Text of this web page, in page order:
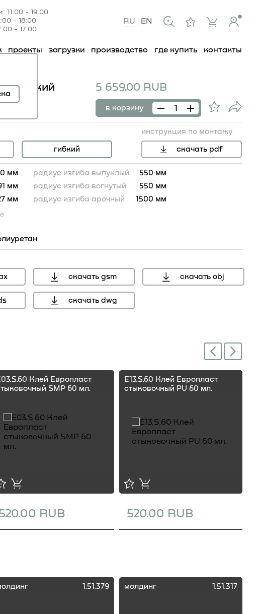
11:00 - 19:00
- 18:00
- 17:00
RU EN
проекты загрузки производство где купить контакты
гибкий 5 659.00 RUB
в корзину
гибкий
инструкция по монтажу
скачать pdf
мм
мм
мм
радиус изгиба выпуклый
550 мм
радиус изгиба вогнутый
550 мм
радиус изгиба арочный
1500 мм
скачать gsm скачать obj
скачать dwg
Previous
Клей Европласт
SMP 60 мл.
RUB
E13.S.60 Клей Европласт
стыковочный PU 60 мл.
520.00 RUB
Next
1.51.379 молдинг 1.51.317